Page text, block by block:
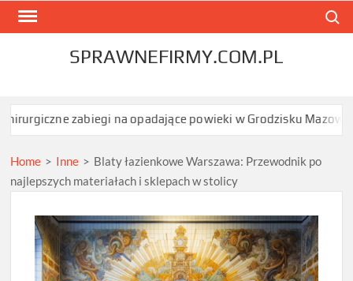
Skip
SPRAWNEFIRMY.COM.PL
na opadające powieki w Grodzisku Mazowieckim dają
Home > Inne > Blaty łazienkowe Warszawa: Przewodnik po
najlepszych materiałach i sklepach w stolicy